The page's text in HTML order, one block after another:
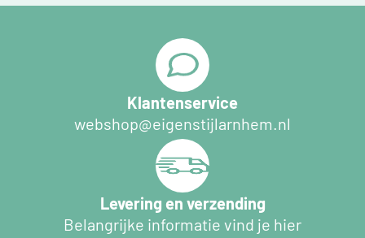
Klantenservice
webshop@eigenstijlarnhem.nl
Levering en verzending
Belangrijke informatie vind je hier